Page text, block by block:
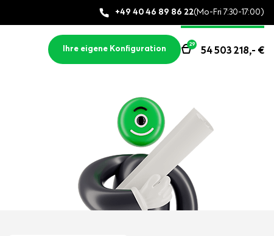
+49 40 46 89 86 22(Mo-Fri 7:30-17:00)
Ihre eigene Konfiguration 54 503 218,- €
29